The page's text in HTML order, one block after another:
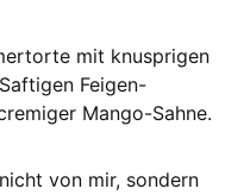
Feigen-
Mango-Sahne.
von mir, sondern